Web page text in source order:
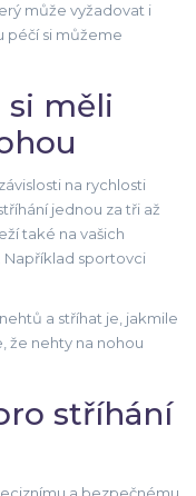
může vyžadovat i
péčí si můžeme
si měli
na rychlosti
jednou za tři až
také na vašich
Například sportovci
a stříhat je, jakmile
že nehty na nohou
stříhání